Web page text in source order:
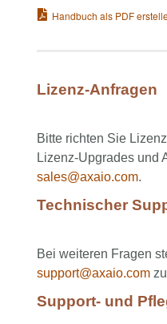
Handbuch als PDF
Lizenz-Anfragen
Bitte richten Sie
Lizenz-Upgrades und
sales@axaio.com.
Technischer
Bei weiteren Fragen
support@axaio.com
Support- und